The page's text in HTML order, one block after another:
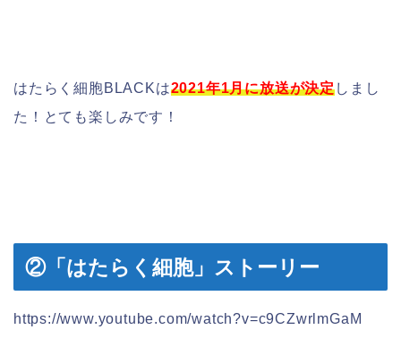
はたらく細胞BLACKは2021年1月に放送が決定しまし
た！とても楽しみです！
②「はたらく細胞」ストーリー
https://www.youtube.com/watch?v=c9CZwrlmGaM